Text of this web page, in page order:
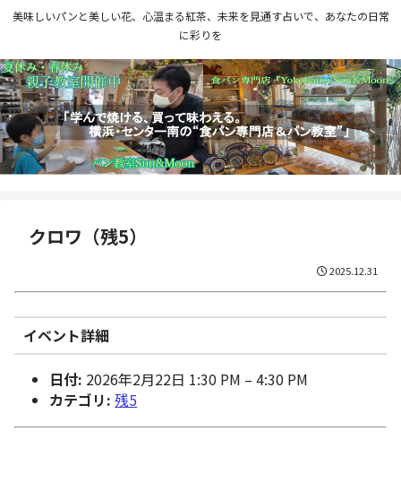
美味しいパンと美しい花、心温まる紅茶、未来を見通す占いで、あなたの日常
に彩りを
クロワ（残5）
2025.12.31
イベント詳細
日付: 2026年2月22日 1:30 PM –4:30 PM
カテゴリ: 残5